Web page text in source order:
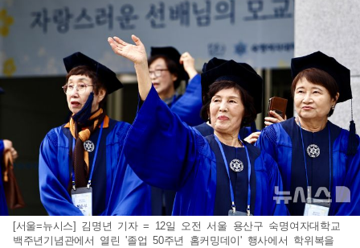
[서울=뉴시스] 김명년 기자 = 12일 오전 서울 용산구 숙명여자대학교
백주년기념관에서 열린 '졸업 50주년 홈커밍데이' 행사에서 학위복을